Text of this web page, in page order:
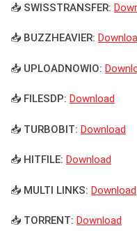
📥 SWISSTRANSFER:
📥 BUZZHEAVIER:
📥 UPLOADNOWIO:
📥 FILESDP: Download
📥 TURBOBIT: Download
📥 HITFILE: Download
📥 MULTI LINKS: Download
📥 TORRENT: Download